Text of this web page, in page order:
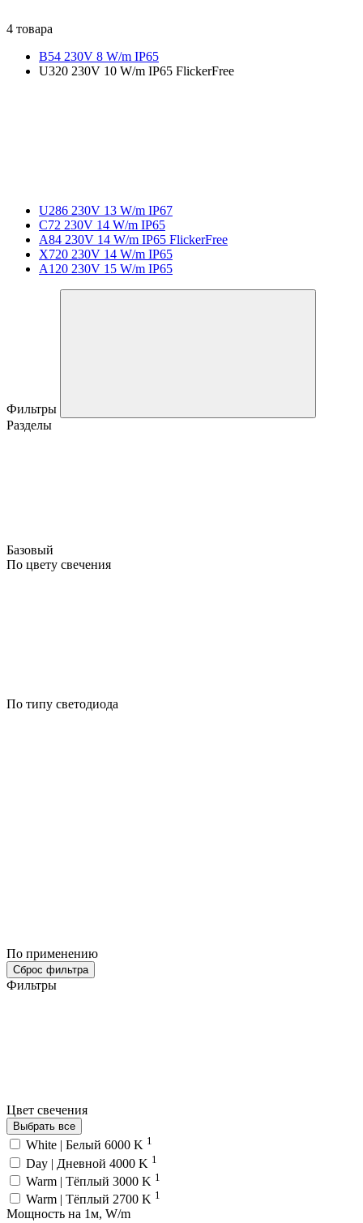
4 товара
B54 230V 8 W/m IP65
U320 230V 10 W/m IP65 FlickerFree
U286 230V 13 W/m IP67
C72 230V 14 W/m IP65
A84 230V 14 W/m IP65 FlickerFree
X720 230V 14 W/m IP65
A120 230V 15 W/m IP65
Фильтры
Разделы
Базовый
По цвету свечения
По типу светодиода
По применению
Сброс фильтра
Фильтры
Цвет свечения
Выбрать все
White | Белый 6000 K 1
Day | Дневной 4000 K 1
Warm | Тёплый 3000 K 1
Warm | Тёплый 2700 K 1
Мощность на 1м, W/m